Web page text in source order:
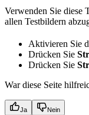
Verwenden Sie diese
allen Testbildern
Aktivieren Sie
Drücken Sie
Drücken Sie
War diese Seite
Ja Nein